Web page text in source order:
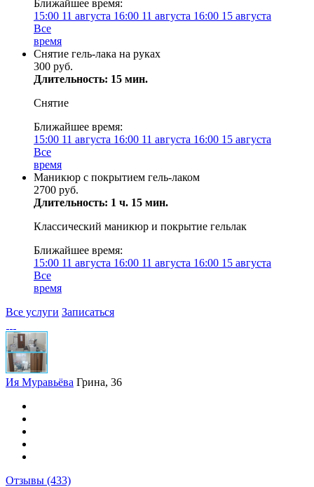
Ближайшее время:
15:00 11 августа 16:00 11 августа 16:00 15 августа
Все
время
Снятие гель-лака на руках
300 руб.
Длительность: 15 мин.
Снятие
Ближайшее время:
15:00 11 августа 16:00 11 августа 16:00 15 августа
Все
время
Маникюр с покрытием гель-лаком
2700 руб.
Длительность: 1 ч. 15 мин.
Классический маникюр и покрытие гельлак
Ближайшее время:
15:00 11 августа 16:00 11 августа 16:00 15 августа
Все
время
Все услуги Записаться
Ия Муравьёва Грина, 36
Отзывы (433)